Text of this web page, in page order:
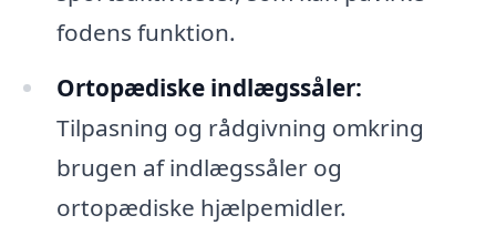
fodens funktion.
Ortopædiske indlægssåler:
Tilpasning og rådgivning omkring
brugen af indlægssåler og
ortopædiske hjælpemidler.